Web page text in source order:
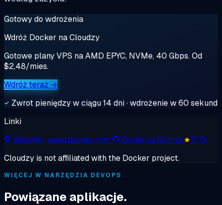
Gotowy do wdrożenia
Wdróż Docker na Cloudzy
Gotowe plany VPS na AMD EPYC, NVMe, 40 Gbps. Od
$2,48/mies.
Wdróż teraz →
Zwrot pieniędzy w ciągu 14 dni · wdrożenie w 60 sekund
Linki
Website· www.docker.com Źródło na GitHub
71.7k
Cloudzy is not affiliated with the Docker project.
WIĘCEJ W NARZĘDZIA DEVOPS
Powiązane aplikacje.